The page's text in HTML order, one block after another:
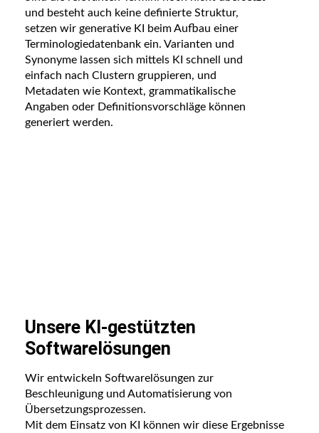
und besteht auch keine definierte Struktur,
setzen wir generative KI beim Aufbau einer
Terminologiedatenbank ein. Varianten und
Synonyme lassen sich mittels KI schnell und
einfach nach Clustern gruppieren, und
Metadaten wie Kontext, grammatikalische
Angaben oder Definitionsvorschläge können
generiert werden.
Unsere KI-gestützten
Softwarelösungen
Wir entwickeln Softwarelösungen zur
Beschleunigung und Automatisierung von
Übersetzungsprozessen.
Mit dem Einsatz von KI können wir diese Ergebnisse